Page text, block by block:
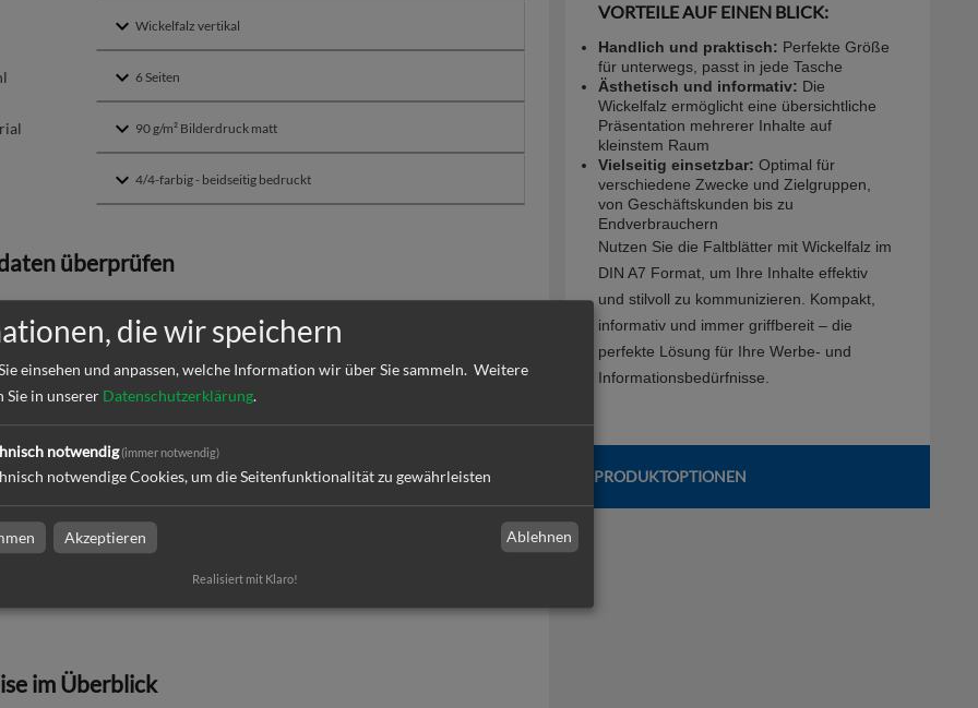
überprüfen
und Versand
im Überblick
VORTEILE AUF EINEN BLICK:
Handlich und praktisch: Perfekte Größe
für unterwegs, passt in jede Tasche
Ästhetisch und informativ: Die
Wickelfalz ermöglicht eine übersichtliche
Präsentation mehrerer Inhalte auf
kleinstem Raum
Vielseitig einsetzbar: Optimal für
verschiedene Zwecke und Zielgruppen,
von Geschäftskunden bis zu
Endverbrauchern
Nutzen Sie die Faltblätter mit Wickelfalz im
DIN A7 Format, um Ihre Inhalte effektiv
und stilvoll zu kommunizieren. Kompakt,
informativ und immer griffbereit – die
perfekte Lösung für Ihre Werbe- und
Informationsbedürfnisse.
PRODUKTOPTIONEN
die wir speichern
einsehen und anpassen, welche Information wir über Sie sammeln. Weitere
Sie in unserer Datenschutzerklärung.
notwendig(immer notwendig)
notwendige Cookies, um die Seitenfunktionalität zu gewährleisten
Akzeptieren Ablehnen
Realisiert mit Klaro!